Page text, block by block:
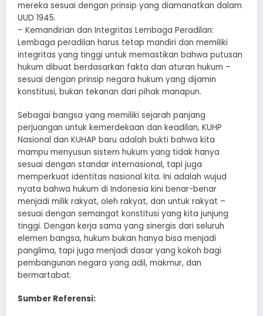
mereka sesuai dengan prinsip yang diamanatkan dalam
UUD 1945.
– Kemandirian dan Integritas Lembaga Peradilan:
Lembaga peradilan harus tetap mandiri dan memiliki
integritas yang tinggi untuk memastikan bahwa putusan
hukum dibuat berdasarkan fakta dan aturan hukum –
sesuai dengan prinsip negara hukum yang dijamin
konstitusi, bukan tekanan dari pihak manapun.
Sebagai bangsa yang memiliki sejarah panjang
perjuangan untuk kemerdekaan dan keadilan, KUHP
Nasional dan KUHAP baru adalah bukti bahwa kita
mampu menyusun sistem hukum yang tidak hanya
sesuai dengan standar internasional, tapi juga
memperkuat identitas nasional kita. Ini adalah wujud
nyata bahwa hukum di Indonesia kini benar-benar
menjadi milik rakyat, oleh rakyat, dan untuk rakyat –
sesuai dengan semangat konstitusi yang kita junjung
tinggi. Dengan kerja sama yang sinergis dari seluruh
elemen bangsa, hukum bukan hanya bisa menjadi
panglima, tapi juga menjadi dasar yang kokoh bagi
pembangunan negara yang adil, makmur, dan
bermartabat.
Sumber Referensi: